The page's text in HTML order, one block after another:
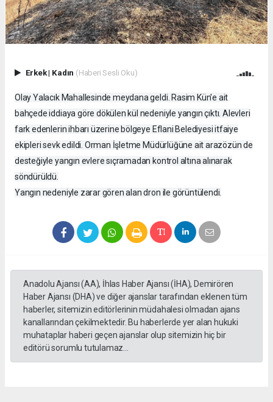
Erkek| Kadın (Haberi Sesli Oku)
Olay Yalacık Mahallesinde meydana geldi. Rasim Kün'e ait
bahçede iddiaya göre dökülen kül nedeniyle yangın çıktı. Alevleri
fark edenlerin ihbarı üzerine bölgeye Eflani Belediyesi itfaiye
ekipleri sevk edildi. Orman İşletme Müdürlüğüne ait arazözün de
desteğiyle yangın evlere sıçramadan kontrol altına alınarak
söndürüldü.
Yangın nedeniyle zarar gören alan dron ile görüntülendi.
Anadolu Ajansı (AA), İhlas Haber Ajansı (İHA), Demirören
Haber Ajansı (DHA) ve diğer ajanslar tarafından eklenen tüm
haberler, sitemizin editörlerinin müdahalesi olmadan ajans
kanallarından çekilmektedir. Bu haberlerde yer alan hukuki
muhataplar haberi geçen ajanslar olup sitemizin hiç bir
editörü sorumlu tutulamaz...